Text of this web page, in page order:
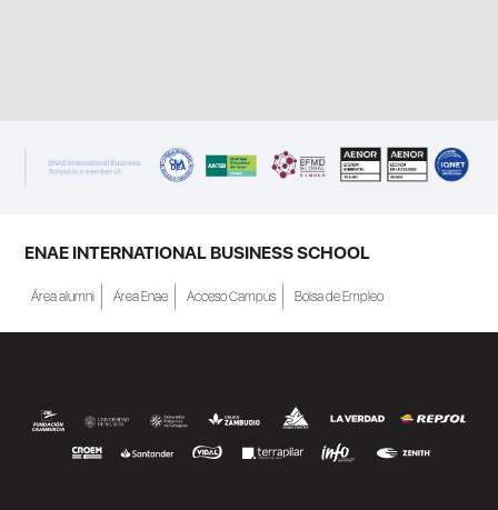
ENAE INTERNATIONAL BUSINESS SCHOOL
Área alumni Área Enae Acceso Campus Bolsa de Empleo